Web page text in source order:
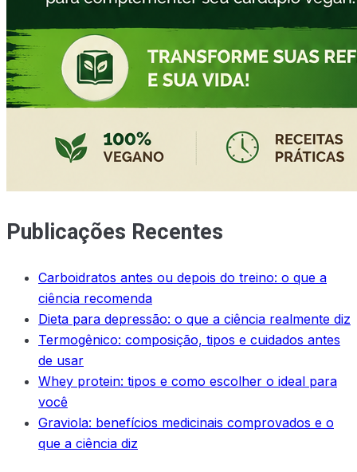
Publicações Recentes
Carboidratos antes ou depois do treino: o que a
ciência recomenda
Dieta para depressão: o que a ciência realmente diz
Termogênico: composição, tipos e cuidados antes
de usar
Whey protein: tipos e como escolher o ideal para
você
Graviola: benefícios medicinais comprovados e o
que a ciência diz